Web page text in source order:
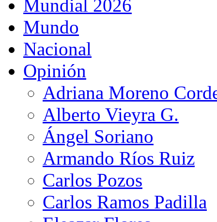
Mundial 2026
Mundo
Nacional
Opinión
Adriana Moreno
Alberto Vieyra G.
Ángel Soriano
Armando Ríos Ruiz
Carlos Pozos
Carlos Ramos Padilla